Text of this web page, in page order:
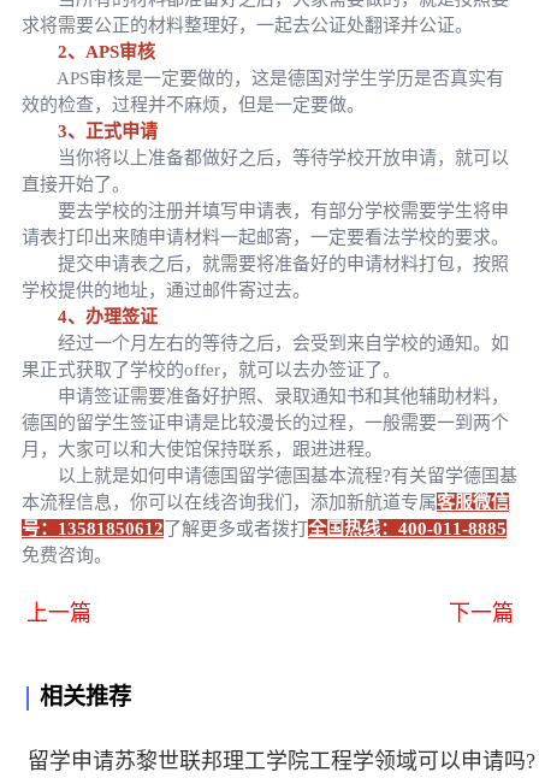
求将需要公正的材料整理好，一起去公证处翻译并公证。
2、APS审核
APS审核是一定要做的，这是德国对学生学历是否真实有
效的检查，过程并不麻烦，但是一定要做。
3、正式申请
当你将以上准备都做好之后，等待学校开放申请，就可以
直接开始了。
要去学校的注册并填写申请表，有部分学校需要学生将申
请表打印出来随申请材料一起邮寄，一定要看法学校的要求。
提交申请表之后，就需要将准备好的申请材料打包，按照
学校提供的地址，通过邮件寄过去。
4、办理签证
经过一个月左右的等待之后，会受到来自学校的通知。如
果正式获取了学校的offer，就可以去办签证了。
申请签证需要准备好护照、录取通知书和其他辅助材料，
德国的留学生签证申请是比较漫长的过程，一般需要一到两个
月，大家可以和大使馆保持联系，跟进进程。
以上就是如何申请德国留学德国基本流程?有关留学德国基
本流程信息，你可以在线咨询我们，添加新航道专属客服微信
号：13581850612 了解更多或者拨打全国热线：400-011-8885
免费咨询。
上一篇 下一篇
相关推荐
留学申请苏黎世联邦理工学院工程学领域可以申请吗?